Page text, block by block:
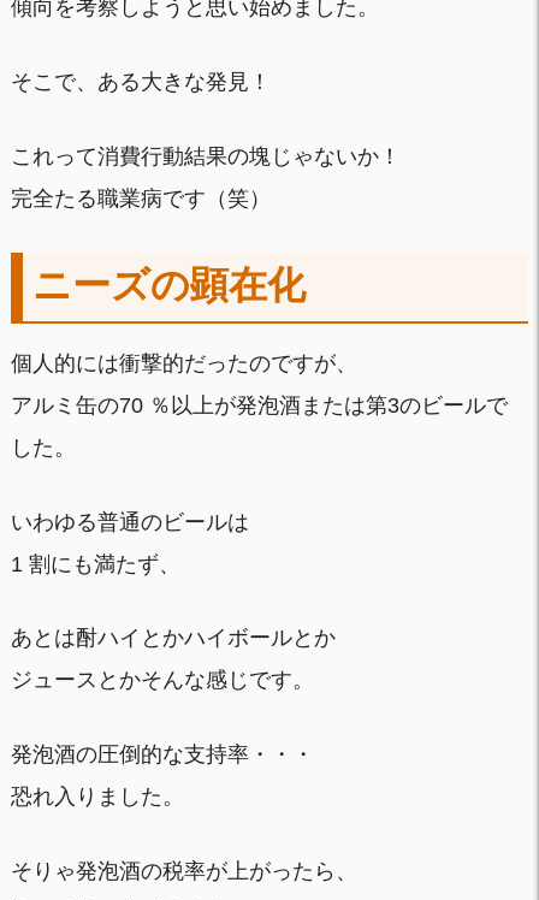
傾向を考察しようと思い始めました。
そこで、ある大きな発見！
これって消費行動結果の塊じゃないか！
完全たる職業病です（笑）
ニーズの顕在化
個人的には衝撃的だったのですが、
アルミ缶の70 ％以上が発泡酒または第3のビールで
した。
いわゆる普通のビールは
1 割にも満たず、
あとは酎ハイとかハイボールとか
ジュースとかそんな感じです。
発泡酒の圧倒的な支持率・・・
恐れ入りました。
そりゃ発泡酒の税率が上がったら、